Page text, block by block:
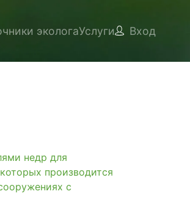
экологаУслуги Вход
недр для
производится
с